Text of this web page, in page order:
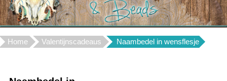
Home Valentijnscadeaus Naambedel in wensflesje